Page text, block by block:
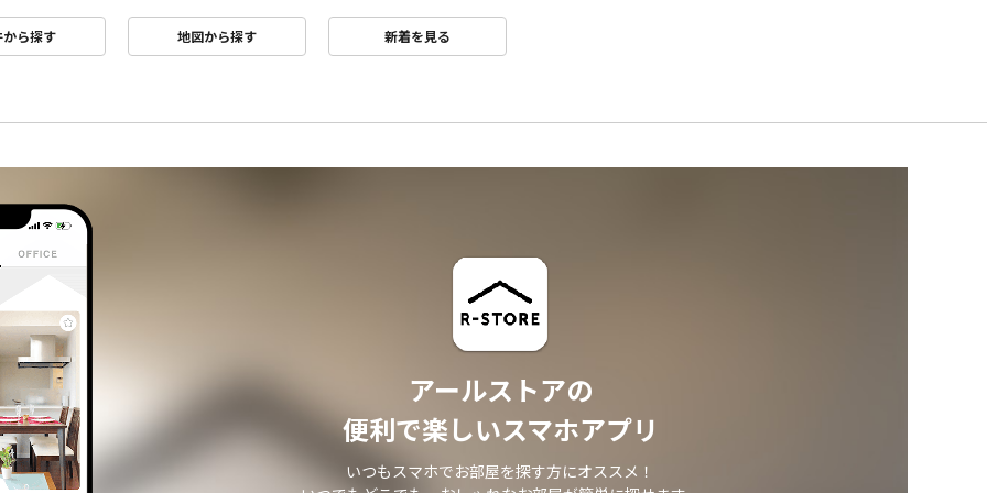
から探す 地図から探す 新着を見る
アールストアの
便利で楽しいスマホアプリ
いつもスマホでお部屋を探す方にオススメ！